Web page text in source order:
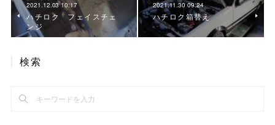
2021.12.03 10:17
ハチロク フェイスチェ
ンジ
2021.11.30 09:24
ハチロク箱替え
検索